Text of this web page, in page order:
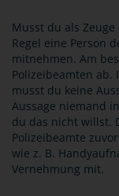
Musst du als
Regel eine Person
mitnehmen. Am
Polizeibeamten
musst du keine
Aussage niemand
du das nicht willst.
Polizeibeamte
wie z. B.
Vernehmung mit.